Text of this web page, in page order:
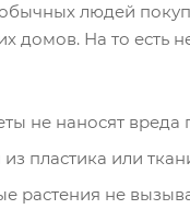
людей
домов. На то есть
не наносят вреда
пластика или
растения не